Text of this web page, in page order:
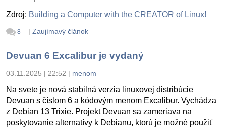
Zdroj: Building a Computer with the CREATOR of Linux!
8 | Zaujímavý článok
Devuan 6 Excalibur je vydaný
03.11.2025 | 22:52 | menom
Na svete je nová stabilná verzia linuxovej distribúcie
Devuan s číslom 6 a kódovým menom Excalibur. Vychádza
z Debian 13 Trixie. Projekt Devuan sa zameriava na
poskytovanie alternatívy k Debianu, ktorú je možné použiť